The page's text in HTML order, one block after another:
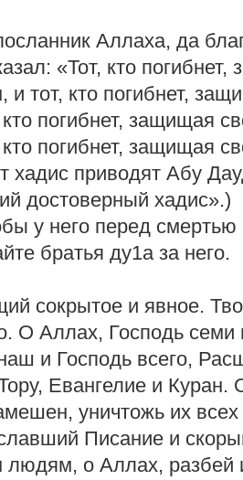
Аллаха, да
«Тот, кто
и тот, кто погибнет,
погибнет, защищая
погибнет, защищая
хадис приводят Абу
достоверный хадис».)
у него перед
братья ду1а за него.
сокрытое и явное.
О Аллах, Господь семи
и Господь всего,
Евангелие и Куран.
уничтожь их
Писание и
людям, о Аллах, разбей